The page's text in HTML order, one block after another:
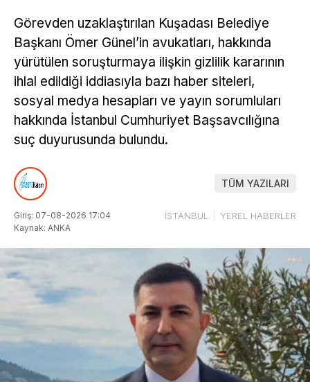
Görevden uzaklaştırılan Kuşadası Belediye
Başkanı Ömer Günel’in avukatları, hakkında
yürütülen soruşturmaya ilişkin gizlilik kararının
ihlal edildiği iddiasıyla bazı haber siteleri,
sosyal medya hesapları ve yayın sorumluları
hakkında İstanbul Cumhuriyet Başsavcılığına
suç duyurusunda bulundu.
TÜM YAZILARI
Giriş: 07-08-2026 17:04
Kaynak: ANKA
İSTANBUL YEREL HABERLER